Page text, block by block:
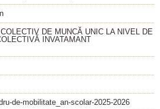
DE MUNCĂ UNIC LA NIVEL DE
INVATAMANT
de-mobilitate_an-scolar-2025-2026